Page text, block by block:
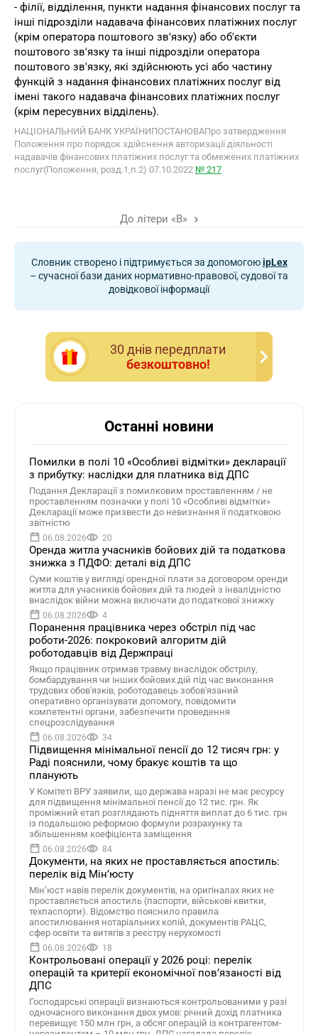
- філії, відділення, пункти надання фінансових послуг та
інші підрозділи надавача фінансових платіжних послуг
(крім оператора поштового зв'язку) або об'єкти
поштового зв'язку та інші підрозділи оператора
поштового зв'язку, які здійснюють усі або частину
функцій з надання фінансових платіжних послуг від
імені такого надавача фінансових платіжних послуг
(крім пересувних відділень).
НАЦІОНАЛЬНИЙ БАНК УКРАЇНИПОСТАНОВАПро затвердження
Положення про порядок здійснення авторизації діяльності
надавачів фінансових платіжних послуг та обмежених платіжних
послуг(Положення, розд.1,п.2) 07.10.2022 № 217
До літери «В»
Словник створено і підтримується за допомогоюipLex
– сучасної бази даних нормативно-правової, судової та
довідкової інформації
30 днiв передплати
безкоштовно!
Останні новини
Помилки в полі 10 «Особливі відмітки» декларації
з прибутку: наслідки для платника від ДПС
Подання Декларації з помилковим проставленням / не
проставленням позначки у полі 10 «Особливі відмітки»
Декларації може призвести до невизнання її податковою
звітністю
06.08.2026 20
Оренда житла учасників бойових дій та податкова
знижка з ПДФО: деталі від ДПС
Суми коштів у вигляді орендної плати за договором оренди
житла для учасників бойових дій та людей з інвалідністю
внаслідок війни можна включати до податкової знижку
06.08.2026 4
Поранення працівника через обстріл під час
роботи-2026: покроковий алгоритм дій
роботодавців від Держпраці
Якщо працівник отримав травму внаслідок обстрілу,
бомбардування чи інших бойових дій під час виконання
трудових обов'язків, роботодавець зобов'язаний
оперативно організувати допомогу, повідомити
компетентні органи, забезпечити проведення
спецрозслідування
06.08.2026 34
Підвищення мінімальної пенсії до 12 тисяч грн: у
Раді пояснили, чому бракує коштів та що
планують
У Комітеті ВРУ заявили, що держава наразі не має ресурсу
для підвищення мінімальної пенсії до 12 тис. грн. Як
проміжний етап розглядають підняття виплат до 6 тис. грн
із подальшою реформою формули розрахунку та
збільшенням коефіцієнта заміщення
06.08.2026 84
Документи, на яких не проставляється апостиль:
перелік від Мін’юсту
Мін’юст навів перелік документів, на оригіналах яких не
проставляється апостиль (паспорти, військові квитки,
техпаспорти). Відомство пояснило правила
апостилювання нотаріальних копій, документів РАЦС,
сфер освіти та витягів з реєстру нерухомості
06.08.2026 18
Контрольовані операції у 2026 році: перелік
операцій та критерії економічної пов’язаності від
ДПС
Господарські операції визнаються контрольованими у разі
одночасного виконання двох умов: річний дохід платника
перевищує 150 млн грн, а обсяг операцій із контрагентом-